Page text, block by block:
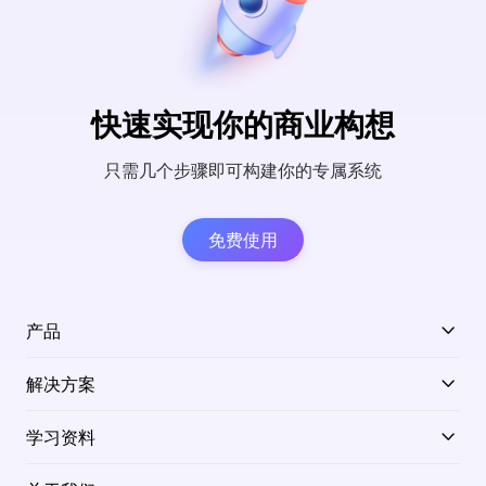
快速实现你的商业构想
只需几个步骤即可构建你的专属系统
免费使用
产品
解决方案
学习资料